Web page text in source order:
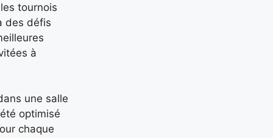
tournois
des défis
à
une salle
optimisé
chaque